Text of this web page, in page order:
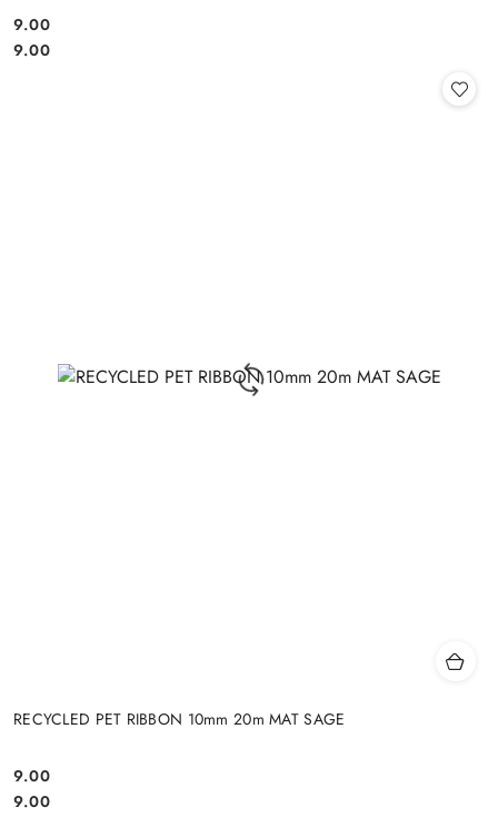
Cena:
9.00
Cena:
9.00
RECYCLED PET RIBBON 10mm 20m MAT SAGE
Cena:
9.00
Cena:
9.00